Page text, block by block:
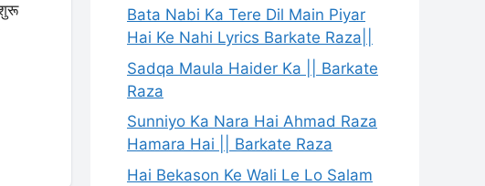
Bata Nabi Ka Tere Dil Main Piyar
Hai Ke Nahi Lyrics Barkate Raza||
Sadqa Maula Haider Ka || Barkate
Raza
Sunniyo Ka Nara Hai Ahmad Raza
Hamara Hai || Barkate Raza
Hai Bekason Ke Wali Le Lo Salam